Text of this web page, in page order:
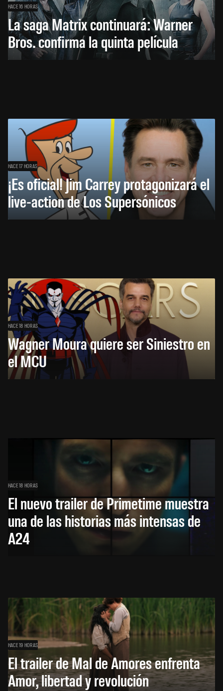
HACE 16 HORAS
La saga Matrix continuará: Warner
Bros. confirma la quinta película
HACE 17 HORAS
¡Es oficial! Jim Carrey protagonizará el
live-action de Los Supersónicos
HACE 18 HORAS
Wagner Moura quiere ser Siniestro en
el MCU
HACE 18 HORAS
El nuevo trailer de Primetime muestra
una de las historias más intensas de
A24
HACE 19 HORAS
El trailer de Mal de Amores enfrenta
Amor, libertad y revolución